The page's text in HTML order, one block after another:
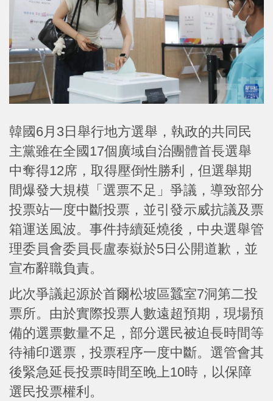
韓國6月3日舉行地方選舉，執政的共同民
主黨雖在全國17個廣域自治團體首長選舉
中奪得12席，取得壓倒性勝利，但選舉期
間爆發大規模「選票不足」爭議，導致部分
投票站一度中斷投票，並引發示威抗議及票
箱運送風波。事件持續延燒後，中央選舉管
理委員會委員長盧泰嶽於5日公開道歉，並
宣布辭職負責。
此次爭議起源於首爾松坡區蠶室7洞第二投
票所。由於實際投票人數遠超預期，現場預
備的選票數量不足，部分選民被迫長時間等
待補印選票，投票程序一度中斷。選管會其
後緊急延長投票時間至晚上10時，以保障
選民投票權利。